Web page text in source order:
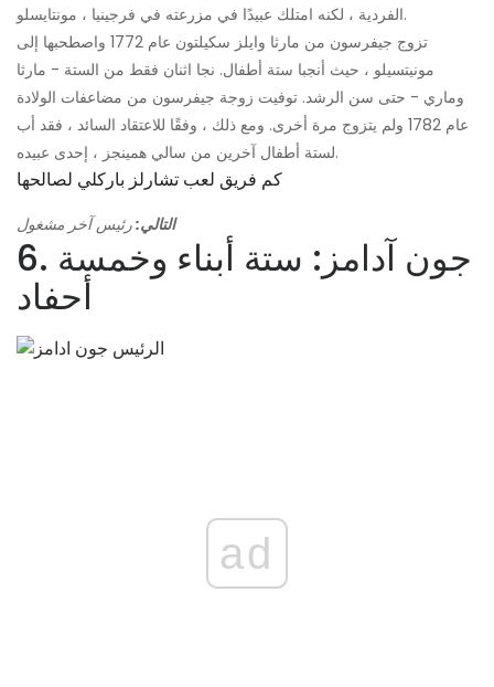
الفردية ، لكنه امتلك عبيدًا في مزرعته في فرجينيا ، مونتايسلو.
تزوج جيفرسون من مارثا وايلز سكيلتون عام 1772 واصطحبها إلى
مونيتسيلو ، حيث أنجبا ستة أطفال. نجا اثنان فقط من الستة - مارثا
وماري - حتى سن الرشد. توفيت زوجة جيفرسون من مضاعفات الولادة
عام 1782 ولم يتزوج مرة أخرى. ومع ذلك ، وفقًا للاعتقاد السائد ، فقد أب
لستة أطفال آخرين من سالي همينجز ، إحدى عبيده.
كم فريق لعب تشارلز باركلي لصالحها
التالي:رئيس آخر مشغول
6. جون آدامز: ستة أبناء وخمسة
أحفاد
ad